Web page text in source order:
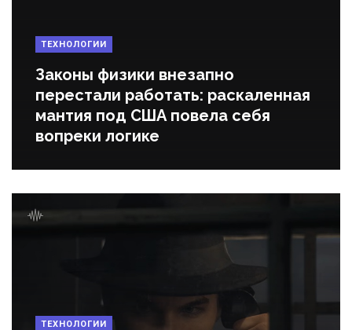
ТЕХНОЛОГИИ
Законы физики внезапно
перестали работать: раскаленная
мантия под США повела себя
вопреки логике
ТЕХНОЛОГИИ